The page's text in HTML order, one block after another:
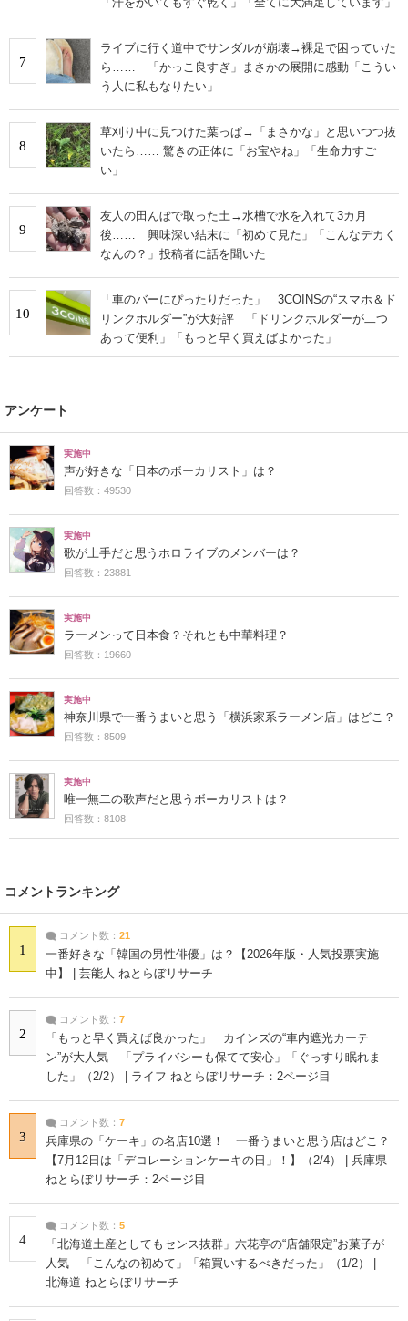
7
ライブに行く道中でサンダルが崩壊→裸足で困っていた
ら…… 「かっこ良すぎ」まさかの展開に感動「こうい
う人に私もなりたい」
8
草刈り中に見つけた葉っぱ→「まさかな」と思いつつ抜
いたら…… 驚きの正体に「お宝やね」「生命力すご
い」
9
友人の田んぼで取った土→水槽で水を入れて3カ月
後…… 興味深い結末に「初めて見た」「こんなデカく
なんの？」投稿者に話を聞いた
10
「車のバーにぴったりだった」 3COINSの“スマホ＆ド
リンクホルダー”が大好評 「ドリンクホルダーが二つ
あって便利」「もっと早く買えばよかった」
アンケート
実施中
声が好きな「日本のボーカリスト」は？
回答数：49530
実施中
歌が上手だと思うホロライブのメンバーは？
回答数：23881
実施中
ラーメンって日本食？それとも中華料理？
回答数：19660
実施中
神奈川県で一番うまいと思う「横浜家系ラーメン店」はどこ？
回答数：8509
実施中
唯一無二の歌声だと思うボーカリストは？
回答数：8108
コメントランキング
1
コメント数： 21
一番好きな「韓国の男性俳優」は？【2026年版・人気投票実施
中】 | 芸能人 ねとらぼリサーチ
2
コメント数： 7
「もっと早く買えば良かった」 カインズの“車内遮光カーテ
ン”が大人気 「プライバシーも保てて安心」「ぐっすり眠れま
した」（2/2） | ライフ ねとらぼリサーチ：2ページ目
3
コメント数： 7
兵庫県の「ケーキ」の名店10選！ 一番うまいと思う店はどこ？
【7月12日は「デコレーションケーキの日」！】（2/4） | 兵庫県
ねとらぼリサーチ：2ページ目
4
コメント数： 5
「北海道土産としてもセンス抜群」六花亭の“店舗限定”お菓子が
人気 「こんなの初めて」「箱買いするべきだった」（1/2） |
北海道 ねとらぼリサーチ